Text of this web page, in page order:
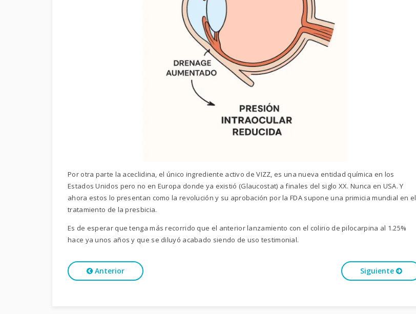
Por otra parte la aceclidina, el único ingrediente activo de VIZZ, es una nueva entidad química en los
Estados Unidos pero no en Europa donde ya existió (Glaucostat) a finales del siglo XX. Nunca en USA. Y
ahora estos lo presentan como la revolución y su aprobación por la FDA supone una primicia mundial en el
tratamiento de la presbicia.
Es de esperar que tenga más recorrido que el anterior lanzamiento con el colirio de pilocarpina al 1.25%
hace ya unos años y que se diluyó acabado siendo de uso testimonial.
Anterior Siguiente